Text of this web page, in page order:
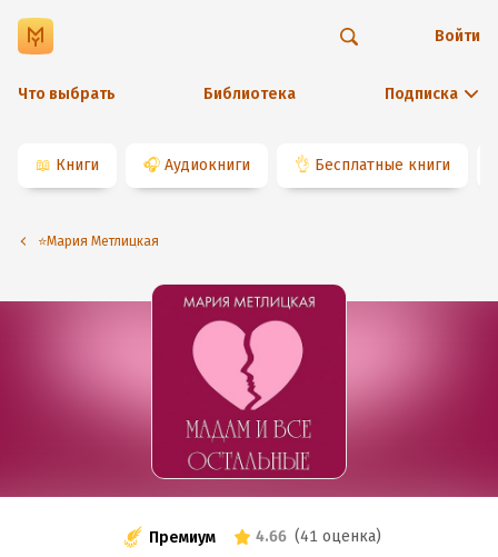
Что выбрать Библиотека Подписка
Войти
📖 Книги 🎧 Аудиокниги 👌 Бесплатные книги
⭐️Мария Метлицкая
Премиум 4.66 (41 оценка)